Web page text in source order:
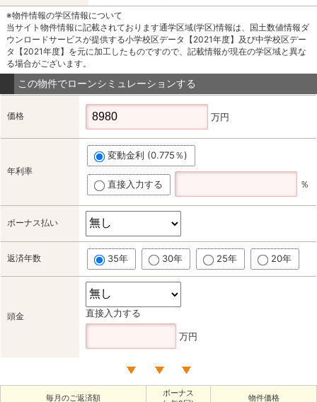
※物件情報の学区情報について
当サイト物件情報に記載されております通学区域(学区)情報は、国土数値情報ダ
ウンロードサービスが提供する小学校区データ【2021年度】及び中学校区デー
タ【2021年度】を元に加工したものですので、記載情報が現在の学区域と異な
る場合がございます。
この物件でローンシミュレーションする
価格 万円
年利率
変動金利 (0.775％)
直接入力する ％
ボーナス払い
返済年数 35年 30年 25年 20年
頭金 直接入力する
万円
毎月のご返済額
ボーナス
物件価格